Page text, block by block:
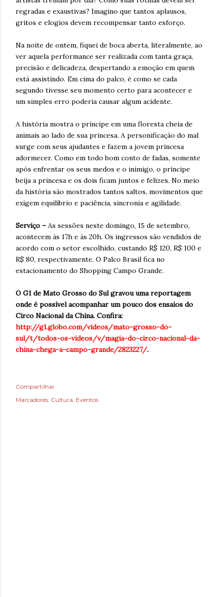
regradas e exaustivas? Imagino que tantos aplausos,
gritos e elogios devem recompensar tanto esforço.
Na noite de ontem, fiquei de boca aberta, literalmente, ao
ver aquela performance ser realizada com tanta graça,
precisão e delicadeza, despertando a emoção em quem
está assistindo. Em cima do palco, é como se cada
segundo tivesse seu momento certo para acontecer e
um simples erro poderia causar algum acidente.
A história mostra o príncipe em uma floresta cheia de
animais ao lado de sua princesa. A personificação do mal
surge com seus ajudantes e fazem a jovem princesa
adormecer. Como em todo bom conto de fadas, somente
após enfrentar os seus medos e o inimigo, o príncipe
beija a princesa e os dois ficam juntos e felizes. No meio
da história são mostrados tantos saltos, movimentos que
exigem equilíbrio e paciência, sincronia e agilidade.
Serviço – As sessões neste domingo, 15 de setembro,
acontecem às 17h e às 20h. Os ingressos são vendidos de
acordo com o setor escolhido, custando R$ 120, R$ 100 e
R$ 80, respectivamente. O Palco Brasil fica no
estacionamento do Shopping Campo Grande.
O G1 de Mato Grosso do Sul gravou uma reportagem
onde é possível acompanhar um pouco dos ensaios do
Circo Nacional da China. Confira:
http://g1.globo.com/videos/mato-grosso-do-
sul/t/todos-os-videos/v/magia-do-circo-nacional-da-
china-chega-a-campo-grande/2823227/.
Compartilhar
Marcadores: Cultura Eventos